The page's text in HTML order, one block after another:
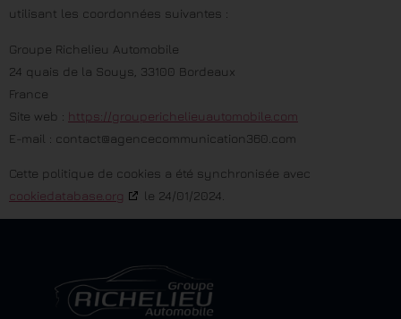
utilisant les coordonnées suivantes :
Groupe Richelieu Automobile
24 quais de la Souys, 33100 Bordeaux
France
Site web : https://grouperichelieuautomobile.com
E-mail : contact@agencecommunication360.com
Cette politique de cookies a été synchronisée avec
cookiedatabase.org
le 24/01/2024.